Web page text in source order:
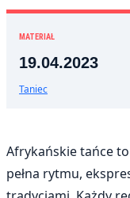
MATERIAŁ
19.04.2023
Taniec
Afrykańskie tańce
pełna rytmu,